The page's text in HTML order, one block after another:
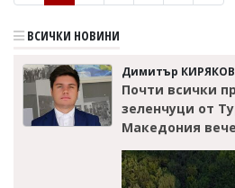
ВСИЧКИ НОВИНИ
Димитър КИРЯКОВ
Почти всички
зеленчуци от
Македония